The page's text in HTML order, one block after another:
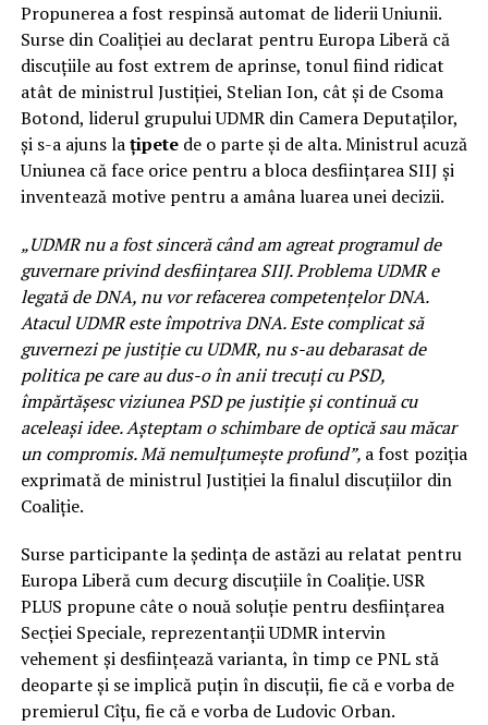
Propunerea a fost respinsă automat de liderii Uniunii.
Surse din Coaliției au declarat pentru Europa Liberă că
discuțiile au fost extrem de aprinse, tonul fiind ridicat
atât de ministrul Justiției, Stelian Ion, cât și de Csoma
Botond, liderul grupului UDMR din Camera Deputaților,
și s-a ajuns lațipetede o parte și de alta. Ministrul acuză
Uniunea că face orice pentru a bloca desființarea SIIJ și
inventează motive pentru a amâna luarea unei decizii.
„UDMR nu a fost sinceră când am agreat programul de
guvernare privind desființarea SIIJ. Problema UDMR e
legată de DNA, nu vor refacerea competențelor DNA.
Atacul UDMR este împotriva DNA. Este complicat să
guvernezi pe justiție cu UDMR, nu s-au debarasat de
politica pe care au dus-o în anii trecuți cu PSD,
împărtășesc viziunea PSD pe justiție și continuă cu
aceleași idee. Așteptam o schimbare de optică sau măcar
un compromis. Mă nemulțumește profund”, a fost poziția
exprimată de ministrul Justiției la finalul discuțiilor din
Coaliție.
Surse participante la ședința de astăzi au relatat pentru
Europa Liberă cum decurg discuțiile în Coaliție. USR
PLUS propune câte o nouă soluție pentru desființarea
Secției Speciale, reprezentanții UDMR intervin
vehement și desființează varianta, în timp ce PNL stă
deoparte și se implică puțin în discuții, fie că e vorba de
premierul Cîțu, fie că e vorba de Ludovic Orban.